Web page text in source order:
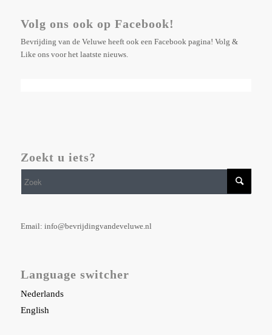
Volg ons ook op Facebook!
Bevrijding van de Veluwe heeft ook een Facebook pagina! Volg &
Like ons voor het laatste nieuws.
Zoekt u iets?
Email: info@bevrijdingvandeveluwe.nl
Language switcher
Nederlands
English